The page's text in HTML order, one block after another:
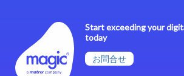
Start exceeding your
today
お問合せ